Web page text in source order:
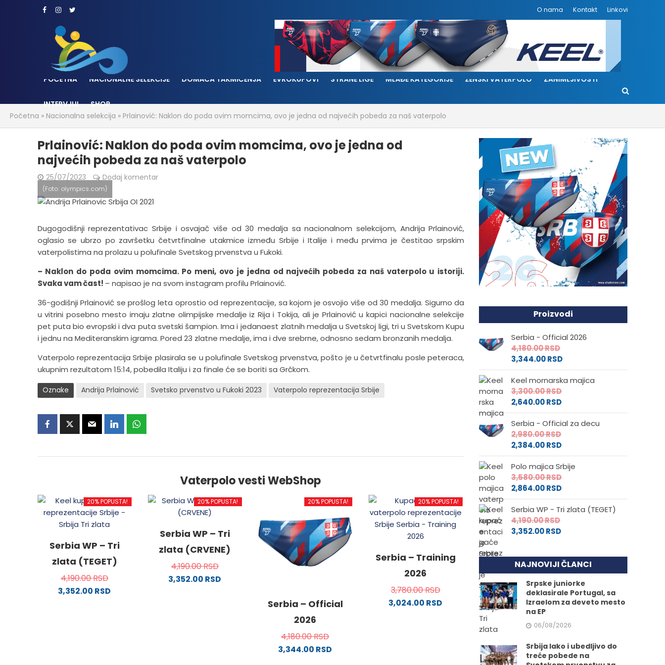
O nama Kontakt Linkovi
POČETNA NACIONALNE SELEKCIJE DOMAĆA TAKMIČENJA EVROKUPOVI STRANE LIGE MLAĐE KATEGORIJE ŽENSKI VATERPOLO ZANIMLJIVOSTI
INTERVJUI
SHOP
Početna » Nacionalna selekcija » Prlainović: Naklon do poda ovim momcima, ovo je jedna od najvećih pobeda za naš vaterpolo
Prlainović: Naklon do poda ovim momcima, ovo je jedna od
najvećih pobeda za naš vaterpolo
25/07/2023 Dodaj komentar
(Foto: olympics.com)
Dugogodišnji reprezentativac Srbije i osvajač više od 30 medalja sa nacionalnom selekcijom, Andrija Prlainović,
oglasio se ubrzo po završetku četvrtfinalne utakmice između Srbije i Italije i među prvima je čestitao srpskim
vaterpolistima na prolazu u polufinale Svetskog prvenstva u Fukoki.
– Naklon do poda ovim momcima. Po meni, ovo je jedna od najvećih pobeda za naš vaterpolo u istoriji.
Svaka vam čast! – napisao je na svom instagram profilu Prlainović.
36-godišnji Prlainović se prošlog leta oprostio od reprezentacije, sa kojom je osvojio više od 30 medalja. Sigurno da
u vitrini posebno mesto imaju zlatne olimpijske medalje iz Rija i Tokija, ali je Prlainović u kapici nacionalne selekcije
pet puta bio evropski i dva puta svetski šampion. Ima i jedanaest zlatnih medalja u Svetskoj ligi, tri u Svetskom Kupu
i jednu na Mediteranskim igrama. Pored 23 zlatne medalje, ima i dve srebrne, odnosno sedam bronzanih medalja.
Vaterpolo reprezentacija Srbije plasirala se u polufinale Svetskog prvenstva, pošto je u četvrtfinalu posle peteraca,
ukupnim rezultatom 15:14, pobedila Italiju i za finale će se boriti sa Grčkom.
Oznake Andrija Prlainović Svetsko prvenstvo u Fukoki 2023 Vaterpolo reprezentacija Srbije
Vaterpolo vesti WebShop
20% POPUSTA!
Serbia WP – Tri
zlata (TEGET)
4,190.00RSD
3,352.00 RSD
20% POPUSTA!
Serbia WP – Tri
zlata (CRVENE)
4,190.00RSD
3,352.00 RSD
20% POPUSTA!
Serbia – Official
2026
4,180.00RSD
3,344.00 RSD
20% POPUSTA!
Serbia – Training
2026
3,780.00RSD
3,024.00 RSD
Proizvodi
Serbia - Official 2026
4,180.00RSD
3,344.00RSD
Keel mornarska majica
3,300.00RSD
2,640.00RSD
Serbia - Official za decu
2,980.00RSD
2,384.00RSD
Polo majica Srbije
3,580.00RSD
2,864.00RSD
Serbia WP - Tri zlata (TEGET)
4,190.00RSD
3,352.00RSD
NAJNOVIJI ČLANCI
Srpske juniorke
deklasirale Portugal, sa
Izraelom za deveto mesto
na EP
06/08/2026
Srbija lako i ubedljivo do
treće pobede na